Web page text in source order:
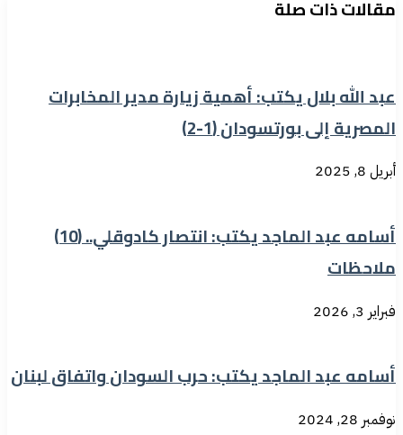
مقالات ذات صلة
عبد الله بلال يكتب: أهمية زيارة مدير المخابرات
المصرية إلى بورتسودان (1-2)
أبريل 8, 2025
أسامه عبد الماجد يكتب: انتصار كادوقلي.. (10)
ملاحظات
فبراير 3, 2026
أسامه عبد الماجد يكتب: حرب السودان واتفاق لبنان
نوفمبر 28, 2024